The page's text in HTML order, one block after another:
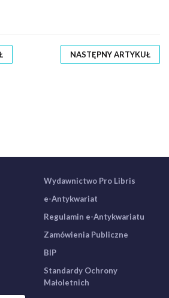
NASTĘPNY ARTYKUŁ
Wydawnictwo Pro Libris
e-Antykwariat
Regulamin e-Antykwariatu
Zamówienia Publiczne
BIP
Standardy Ochrony
Małoletnich